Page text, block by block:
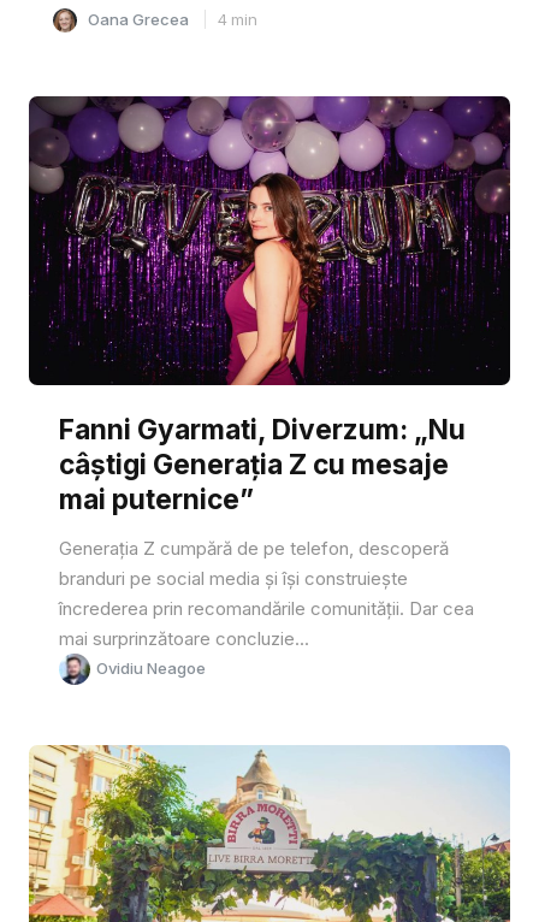
Oana Grecea 4 min
Fanni Gyarmati, Diverzum: „Nu
câștigi Generația Z cu mesaje
mai puternice”
Generația Z cumpără de pe telefon, descoperă
branduri pe social media și își construiește
încrederea prin recomandările comunității. Dar cea
mai surprinzătoare concluzie...
Ovidiu Neagoe